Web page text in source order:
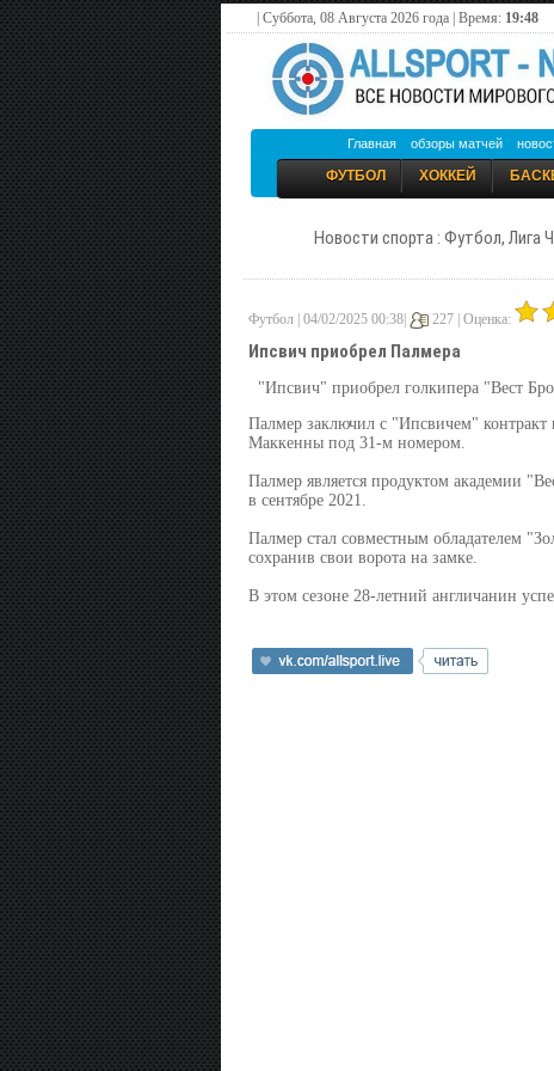
| Суббота, 08 Августа 2026 года | Время: 19:48
Главная обзоры матчей
ФУТБОЛ ХОККЕЙ
Новости спорта : Футбол, Лига
Футбол | 04/02/2025 00:38| 227 | Оценка:
Ипсвич приобрел Палмера
"Ипсвич" приобрел голкипера "Вест
Палмер заключил с "Ипсвичем" контракт
Маккенны под 31-м номером.
Палмер является продуктом академии
в сентябре 2021.
Палмер стал совместным обладателем
сохранив свои ворота на замке.
В этом сезоне 28-летний англичанин